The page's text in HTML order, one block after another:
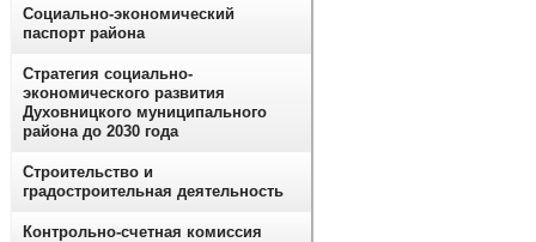
Социально-экономический
паспорт района
Стратегия социально-
экономического развития
Духовницкого муниципального
района до 2030 года
Строительство и
градостроительная деятельность
Контрольно-счетная комиссия